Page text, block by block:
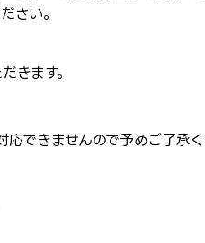
さい。
きます。
できませんので予めご了承く